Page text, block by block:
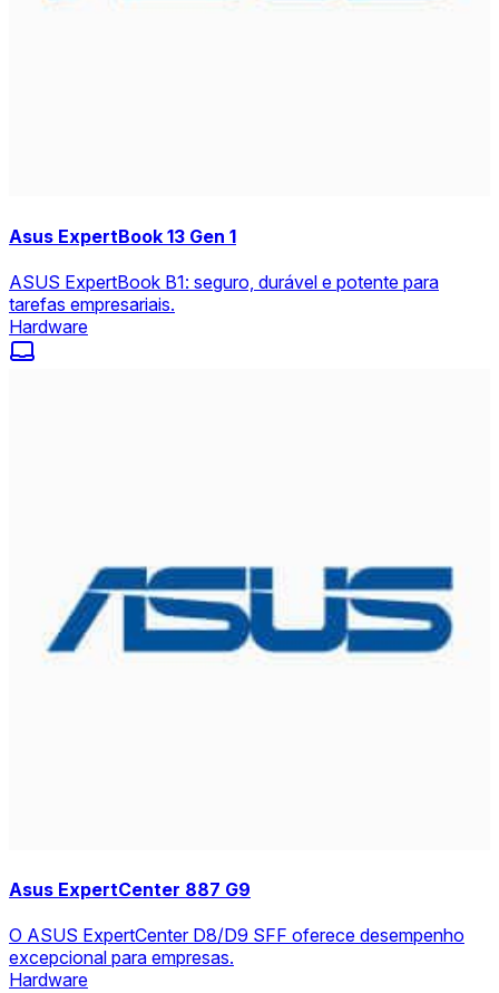
Asus ExpertBook 13 Gen 1
ASUS ExpertBook B1: seguro, durável e potente para
tarefas empresariais.
Hardware
Asus ExpertCenter 887 G9
O ASUS ExpertCenter D8/D9 SFF oferece desempenho
excepcional para empresas.
Hardware